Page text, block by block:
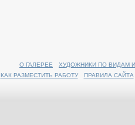
О ГАЛЕРЕЕ
ХУДОЖНИКИ ПО ВИДАМ
КАК РАЗМЕСТИТЬ РАБОТУ
ПРАВИЛА САЙТА